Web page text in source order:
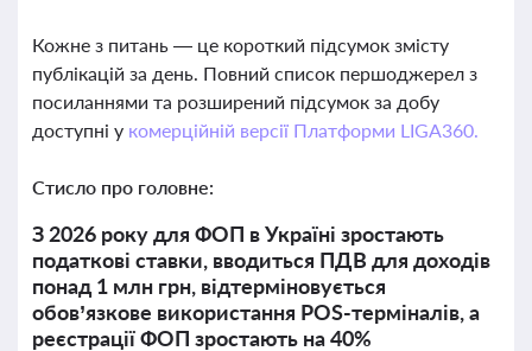
Кожне з питань — це короткий підсумок змісту
публікацій за день. Повний список першоджерел з
посиланнями та розширений підсумок за добу
доступні у комерційній версії Платформи LIGA360.
Стисло про головне:
З 2026 року для ФОП в Україні зростають
податкові ставки, вводиться ПДВ для доходів
понад 1 млн грн, відтерміновується
обов’язкове використання POS-терміналів, а
реєстрації ФОП зростають на 40%